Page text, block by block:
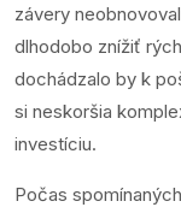
závery
dlhodobo znížiť
dochádzalo by k
si neskoršia
investíciu.
Počas